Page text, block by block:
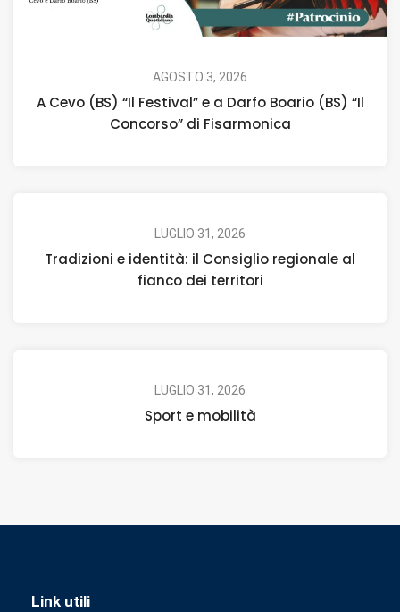
AGOSTO 3, 2026
A Cevo (BS) “Il Festival” e a Darfo Boario (BS) “Il
Concorso” di Fisarmonica
LUGLIO 31, 2026
Tradizioni e identità: il Consiglio regionale al
fianco dei territori
LUGLIO 31, 2026
Sport e mobilità
Link utili